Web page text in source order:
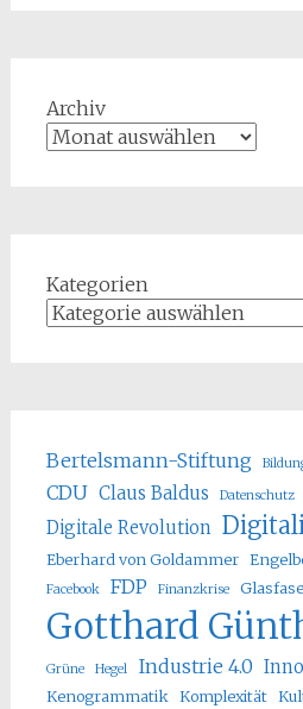
Archiv
Kategorien
Bertelsmann-Stiftung
CDU Claus Baldus Datenschutz
Digitale Revolution
Eberhard von Goldammer
Facebook FDP Finanzkrise
Gotthard
Grüne Hegel Industrie 4.0
Kenogrammatik Komplexität